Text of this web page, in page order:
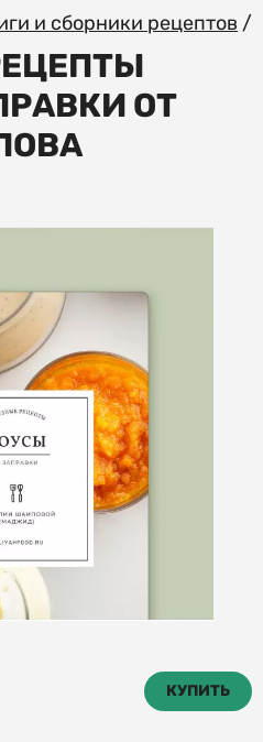
и сборники рецептов /
ОТ
КУПИТЬ